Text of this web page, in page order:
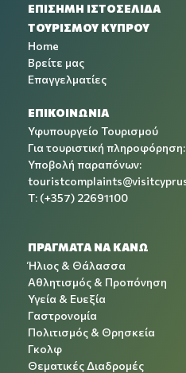
ΕΠΙΣΗΜΗ ΙΣΤΟΣΕΛΙΔΑ
ΤΟΥΡΙΣΜΟΥ ΚΥΠΡΟΥ
Home
Βρείτε μας
Επαγγελματίες
ΕΠΙΚΟΙΝΩΝΙΑ
Υφυπουργείο Τουρισμού
Για τουριστική πληροφόρηση:
Υποβολή παραπόνων:
T: (+357) 22691100
ΠΡΑΓΜΑΤΑ ΝΑ ΚΑΝΩ
Ήλιος & Θάλασσα
Αθλητισμός & Προπόνηση
Υγεία & Ευεξία
Γαστρονομία
Πολιτισμός & Θρησκεία
Γκολφ
Θεματικές Διαδρομές